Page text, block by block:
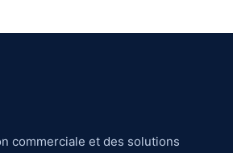
commerciale et des solutions